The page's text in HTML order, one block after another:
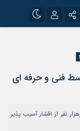
توسط فنی و حرفه ای
نفر از اقشار آسیب پذیر